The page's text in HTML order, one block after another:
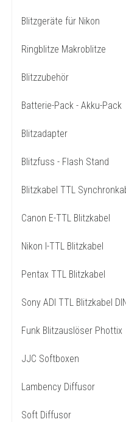
Blitzgeräte für Nikon
Ringblitze Makroblitze
Blitzzubehör
Batterie-Pack - Akku-Pack
Blitzadapter
Blitzfuss - Flash Stand
Blitzkabel TTL
Canon E-TTL Blitzkabel
Nikon I-TTL Blitzkabel
Pentax TTL Blitzkabel
Sony ADI TTL Blitzkabel DIN
Funk Blitzauslöser Phottix
JJC Softboxen
Lambency Diffusor
Soft Diffusor